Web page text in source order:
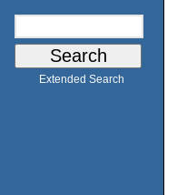
Extended Search